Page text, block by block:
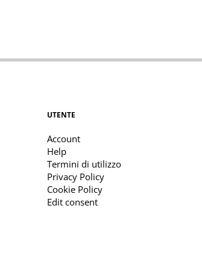
UTENTE
Account
Help
Termini di utilizzo
Privacy Policy
Cookie Policy
Edit consent